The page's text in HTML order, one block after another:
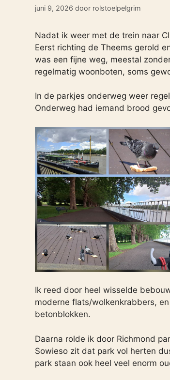
juni 9, 2026 door rolstoelpelgrim
Nadat ik weer met de trein naar
Eerst richting de Theems gerold
was een fijne weg, meestal
regelmatig woonboten, soms
In de parkjes onderweg weer
Onderweg had iemand brood
Ik reed door heel wisselde
moderne flats/wolkenkrabbers,
betonblokken.
Daarna rolde ik door Richmond
Sowieso zit dat park vol herten
park staan ook heel veel enorm